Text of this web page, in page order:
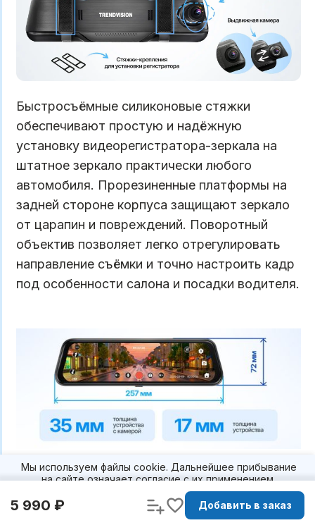
Быстросъёмные силиконовые стяжки
обеспечивают простую и надёжную
установку видеорегистратора-зеркала на
штатное зеркало практически любого
автомобиля. Прорезиненные платформы на
задней стороне корпуса защищают зеркало
от царапин и повреждений. Поворотный
объектив позволяет легко отрегулировать
направление съёмки и точно настроить кадр
под особенности салона и посадки водителя.
Характеристики
5 990 ₽ Добавить в заказ
Мы используем файлы cookie. Дальнейшее прибывание
на сайте означает согласие с их применением.
Подробнее
Принять и
продолжить